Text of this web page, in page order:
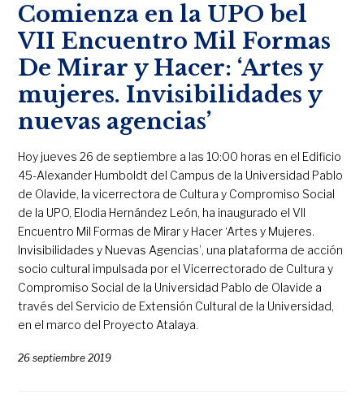
Comienza en la UPO bel
VII Encuentro Mil Formas
De Mirar y Hacer: ‘Artes y
mujeres. Invisibilidades y
nuevas agencias’
Hoy jueves 26 de septiembre a las 10:00 horas en el Edificio
45-Alexander Humboldt del Campus de la Universidad Pablo
de Olavide, la vicerrectora de Cultura y Compromiso Social
de la UPO, Elodia Hernández León, ha inaugurado el VII
Encuentro Mil Formas de Mirar y Hacer ‘Artes y Mujeres.
Invisibilidades y Nuevas Agencias’, una plataforma de acción
socio cultural impulsada por el Vicerrectorado de Cultura y
Compromiso Social de la Universidad Pablo de Olavide a
través del Servicio de Extensión Cultural de la Universidad,
en el marco del Proyecto Atalaya.
26 septiembre 2019